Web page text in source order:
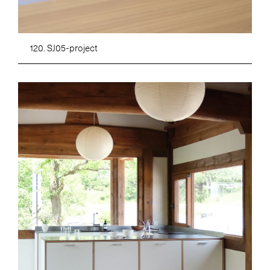
120. SJ05-project